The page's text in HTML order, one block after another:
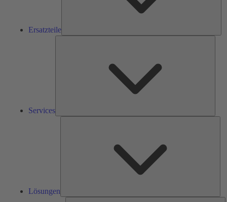
Ersatzteile
Services
Lösungen